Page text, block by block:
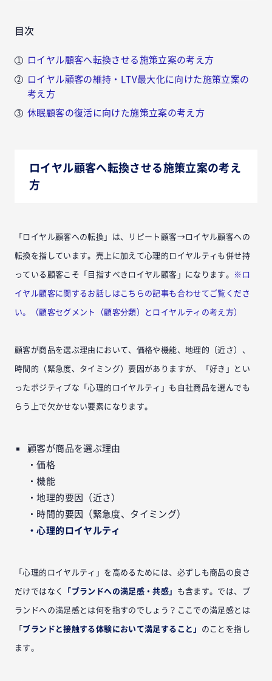
目次
ロイヤル顧客へ転換させる施策立案の考え方
ロイヤル顧客の維持・LTV最大化に向けた施策立案の
考え方
休眠顧客の復活に向けた施策立案の考え方
ロイヤル顧客へ転換させる施策立案の考え
方
「ロイヤル顧客への転換」は、リピート顧客→ロイヤル顧客への
転換を指しています。売上に加えて心理的ロイヤルティも併せ持
っている顧客こそ「目指すべきロイヤル顧客」になります。 ※ロ
イヤル顧客に関するお話しはこちらの記事も合わせてご覧くださ
い。（顧客セグメント（顧客分類）とロイヤルティの考え方）
顧客が商品を選ぶ理由において、価格や機能、地理的（近さ）、
時間的（緊急度、タイミング）要因がありますが、「好き」とい
ったポジティブな「心理的ロイヤルティ」も自社商品を選んでも
らう上で欠かせない要素になります。
顧客が商品を選ぶ理由
・価格
・機能
・地理的要因（近さ）
・時間的要因（緊急度、タイミング）
・心理的ロイヤルティ
「心理的ロイヤルティ」を高めるためには、必ずしも商品の良さ
だけではなく 「ブランドへの満足感・共感」 も含ます。では、ブ
ランドへの満足感とは何を指すのでしょう？ここでの満足感とは
「 ブランドと接触する体験において満足すること」 のことを指し
ます。